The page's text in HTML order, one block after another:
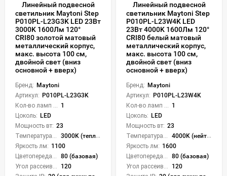
Линейный подвесной
светильник Maytoni Step
P010PL-L23G3K LED 23Вт
3000K 1600Лм 120°
CRI80 золотой матовый
металлический корпус,
макс. высота 100 см,
двойной свет (вниз
основной + вверх)
Бренд: Maytoni
Артикул: P010PL-L23G3K
1
Цоколь: LED
Мощность вт: 23
3000K (теплый)
Яркость лм: 1100
80 (базовая)
120
Линейный подвесной
светильник Maytoni Step
P010PL-L23W4K LED
23Вт 4000K 1600Лм 120°
CRI80 белый матовый
металлический корпус,
макс. высота 100 см,
двойной свет (вниз
основной + вверх)
Бренд: Maytoni
Артикул: P010PL-L23W4K
1
Цоколь: LED
Мощность вт: 23
4000K (нейтральный)
Яркость лм: 1600
80 (базовая)
120